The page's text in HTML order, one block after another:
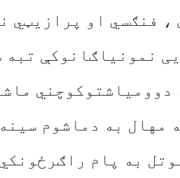
، فنګسي او پرازیټي
نمونیاګانوکې تبه
دوومیاشتوکوچني
مهال به دماشوم
به پام